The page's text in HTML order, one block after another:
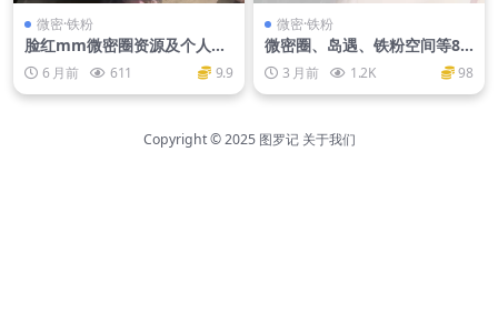
微密·铁粉
脸红mm微密圈资源及个人介
绍 6 月前 611 9.9
微密·铁粉
微密圈、岛遇、铁粉空间等80
0套+网红大合集
3 月前 1.2K 98
Copyright © 2025 图罗记 关于我们